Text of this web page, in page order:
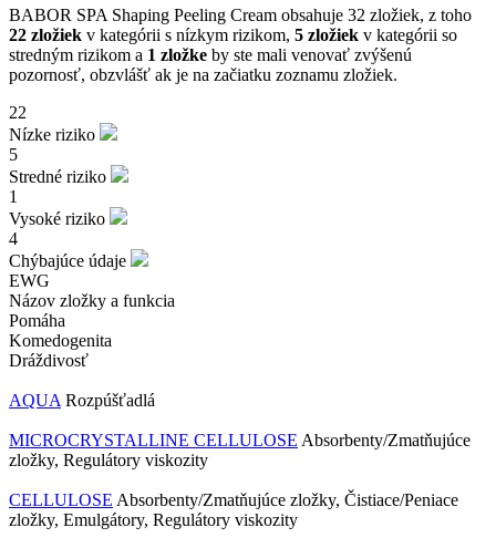
BABOR SPA Shaping Peeling Cream obsahuje 32 zložiek, z toho
22 zložiek v kategórii s nízkym rizikom, 5 zložiek v kategórii so
stredným rizikom a 1 zložke by ste mali venovať zvýšenú
pozornosť, obzvlášť ak je na začiatku zoznamu zložiek.
22
Nízke riziko
5
Stredné riziko
1
Vysoké riziko
4
Chýbajúce údaje
EWG
Názov zložky a funkcia
Pomáha
Komedogenita
Dráždivosť
AQUA Rozpúšťadlá
MICROCRYSTALLINE CELLULOSE Absorbenty/Zmatňujúce
zložky, Regulátory viskozity
CELLULOSE Absorbenty/Zmatňujúce zložky, Čistiace/Peniace
zložky, Emulgátory, Regulátory viskozity